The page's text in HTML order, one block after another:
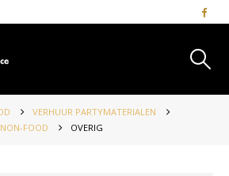
VERHUUR PARTYMATERIALEN
NON-FOOD
OVERIG